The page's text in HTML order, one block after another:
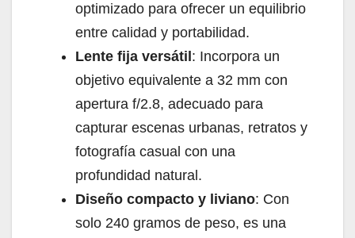
optimizado para ofrecer un equilibrio
entre calidad y portabilidad.
Lente fija versátil : Incorpora un
objetivo equivalente a 32 mm con
apertura f/2.8, adecuado para
capturar escenas urbanas, retratos y
fotografía casual con una
profundidad natural.
Diseño compacto y liviano: Con
solo 240 gramos de peso, es una